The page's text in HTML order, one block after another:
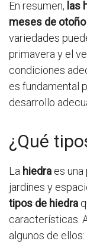
En resumen, las
meses de
variedades
primavera y el
condiciones
es fundamental
desarrollo
¿Qué
La hiedra es
jardines y
tipos de hiedra
características.
algunos de ellos: